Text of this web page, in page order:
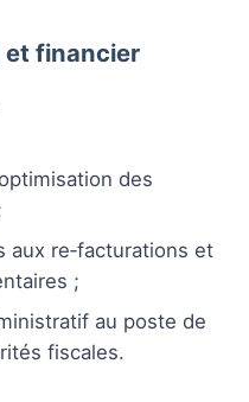
et financier
des
aux re‑facturations et
;
au poste de
fiscales.